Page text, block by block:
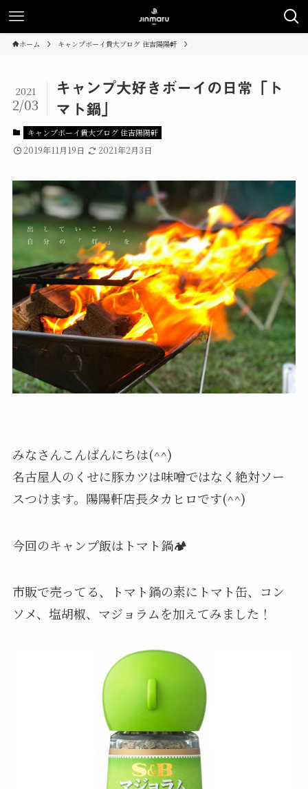
ホーム キャンプボーイ貴大ブログ 住吉陽陽軒
キャンプ大好きボーイの日常「ト
マト鍋」
2021
2/03
キャンプボーイ貴大ブログ 住吉陽陽軒
2019年11月19日 2021年2月3日
みなさんこんばんにちは(^^)
名古屋人のくせに豚カツは味噌ではなく絶対ソー
スつけます。陽陽軒店長タカヒロです(^^)
今回のキャンプ飯はトマト鍋🏕
市販で売ってる、トマト鍋の素にトマト缶、コン
ソメ、塩胡椒、マジョラムを加えてみました！